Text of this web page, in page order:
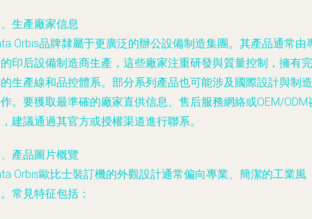
生產廠家信息
Orbis品牌隸屬于更廣泛的辦公設備制造集團。其產品通常由
印后設備制造商生產，這些廠家注重研發與質量控制，擁有完
生產線和品控體系。部分系列產品也可能涉及國際設計與制造
。要獲取最準確的廠家直供信息、售后服務網絡或OEM/ODM
建議通過其官方或授權渠道進行聯系。
產品圖片概覽
Orbis歐比士裝訂機的外觀設計通常偏向專業、簡潔的工業風
常見特征包括：